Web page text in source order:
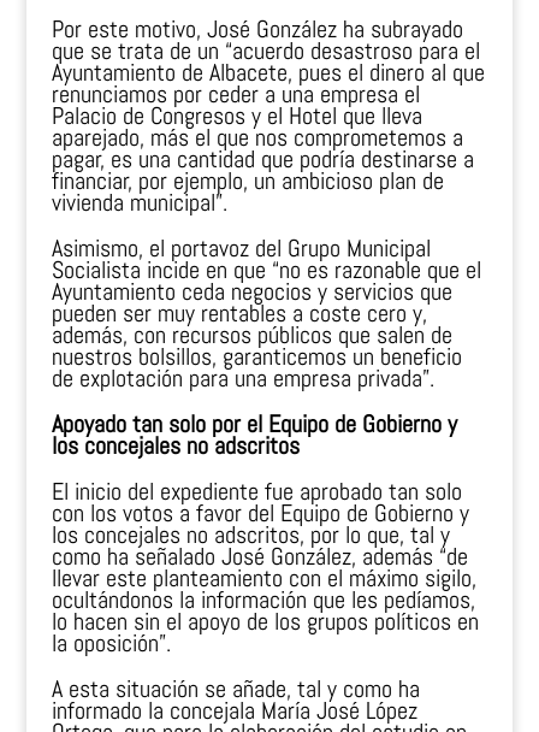
Por este motivo, José González ha subrayado
que se trata de un “acuerdo desastroso para el
Ayuntamiento de Albacete, pues el dinero al que
renunciamos por ceder a una empresa el
Palacio de Congresos y el Hotel que lleva
aparejado, más el que nos comprometemos a
pagar, es una cantidad que podría destinarse a
financiar, por ejemplo, un ambicioso plan de
vivienda municipal”.
Asimismo, el portavoz del Grupo Municipal
Socialista incide en que “no es razonable que el
Ayuntamiento ceda negocios y servicios que
pueden ser muy rentables a coste cero y,
además, con recursos públicos que salen de
nuestros bolsillos, garanticemos un beneficio
de explotación para una empresa privada”.
Apoyado tan solo por el Equipo de Gobierno y
los concejales no adscritos
El inicio del expediente fue aprobado tan solo
con los votos a favor del Equipo de Gobierno y
los concejales no adscritos, por lo que, tal y
como ha señalado José González, además “de
llevar este planteamiento con el máximo sigilo,
ocultándonos la información que les pedíamos,
lo hacen sin el apoyo de los grupos políticos en
la oposición”.
A esta situación se añade, tal y como ha
informado la concejala María José López